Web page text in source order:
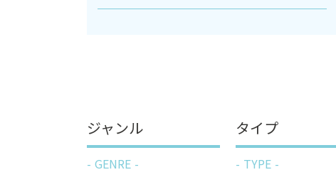
ジャンル
GENRE
タイプ
TYPE